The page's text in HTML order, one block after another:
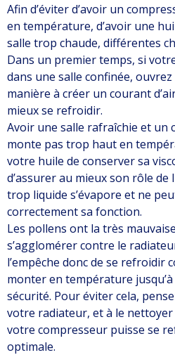
Afin d’éviter d’avoir un
en température, d’avoir une
salle trop chaude, différentes
Dans un premier temps, si
dans une salle confinée,
manière à créer un courant
mieux se refroidir.
Avoir une salle rafraîchie et un
monte pas trop haut en
votre huile de conserver sa
d’assurer au mieux son rôle
trop liquide s’évapore et ne
correctement sa fonction.
Les pollens ont la très
s’agglomérer contre le
l’empêche donc de se refroidir
monter en température jusqu’à
sécurité. Pour éviter cela,
votre radiateur, et à le
votre compresseur puisse se
optimale.